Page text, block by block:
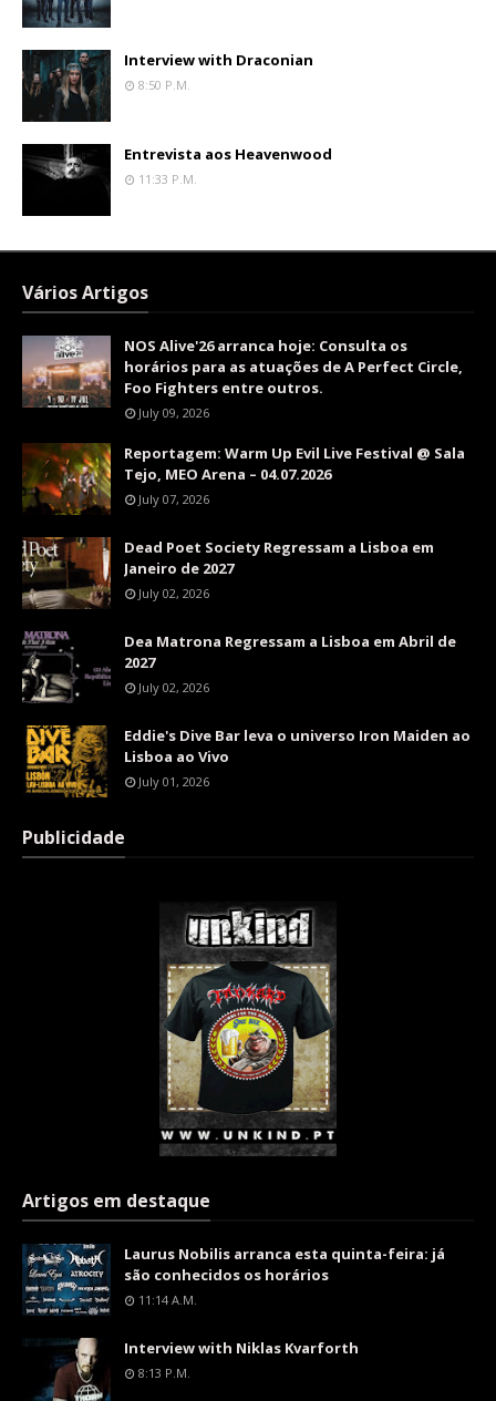
Interview with Draconian
8:50 P.m.
Entrevista aos Heavenwood
11:33 P.m.
Vários Artigos
NOS Alive'26 arranca hoje: Consulta os
horários para as atuações de A Perfect Circle,
Foo Fighters entre outros.
July 09, 2026
Reportagem: Warm Up Evil Live Festival @ Sala
Tejo, MEO Arena – 04.07.2026
July 07, 2026
Dead Poet Society Regressam a Lisboa em
Janeiro de 2027
July 02, 2026
Dea Matrona Regressam a Lisboa em Abril de
2027
July 02, 2026
Eddie's Dive Bar leva o universo Iron Maiden ao
Lisboa ao Vivo
July 01, 2026
Publicidade
Artigos em destaque
Laurus Nobilis arranca esta quinta-feira: já
são conhecidos os horários
11:14 A.m.
Interview with Niklas Kvarforth
8:13 P.m.